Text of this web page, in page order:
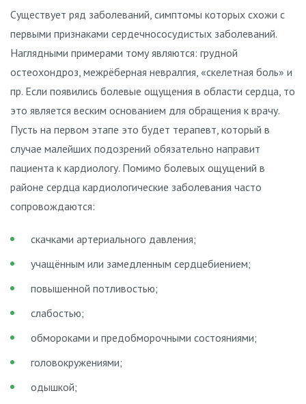
Существует ряд заболеваний, симптомы которых схожи с
первыми признаками сердечнососудистых заболеваний.
Наглядными примерами тому являются: грудной
остеохондроз, межрёберная невралгия, «скелетная боль» и
пр. Если появились болевые ощущения в области сердца, то
это является веским основанием для обращения к врачу.
Пусть на первом этапе это будет терапевт, который в
случае малейших подозрений обязательно направит
пациента к кардиологу. Помимо болевых ощущений в
районе сердца кардиологические заболевания часто
сопровождаются:
скачками артериального давления;
учащённым или замедленным сердцебиением;
повышенной потливостью;
слабостью;
обмороками и предобморочными состояниями;
головокружениями;
одышкой;